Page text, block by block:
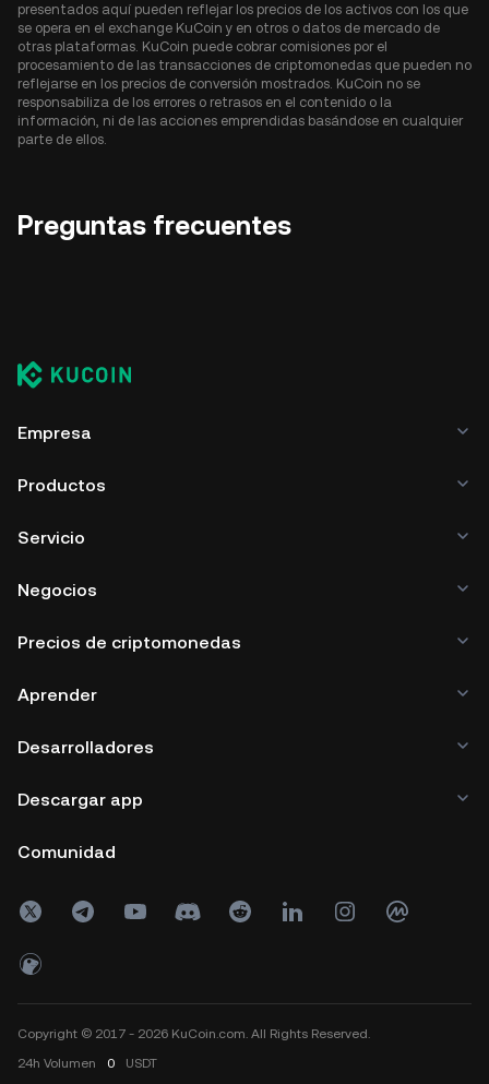
presentados aquí pueden reflejar los precios de los activos con los que
se opera en el exchange KuCoin y en otros o datos de mercado de
otras plataformas. KuCoin puede cobrar comisiones por el
procesamiento de las transacciones de criptomonedas que pueden no
reflejarse en los precios de conversión mostrados. KuCoin no se
responsabiliza de los errores o retrasos en el contenido o la
información, ni de las acciones emprendidas basándose en cualquier
parte de ellos.
Preguntas frecuentes
Empresa
Productos
Servicio
Negocios
Precios de criptomonedas
Aprender
Desarrolladores
Descargar app
Comunidad
Copyright © 2017 - 2026 KuCoin.com. All Rights Reserved.
24h Volumen 0 USDT